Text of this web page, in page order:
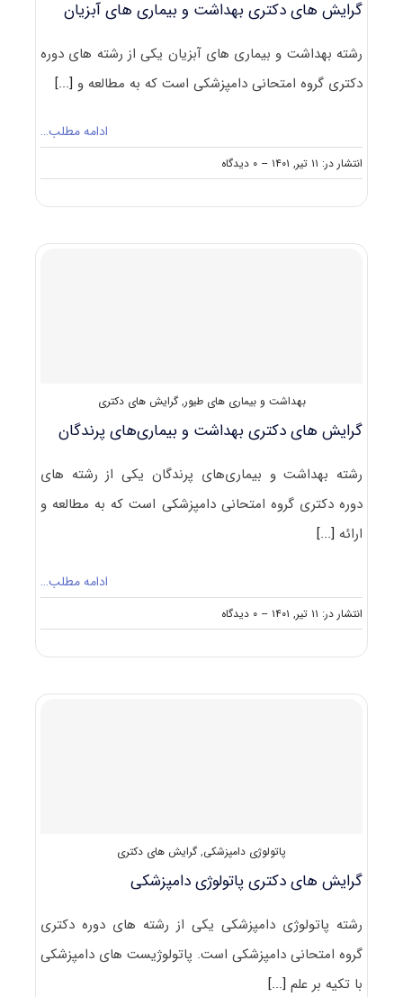
گرایش های دکتری ﺑﻬﺪاﺷﺖ و ﺑﻴﻤﺎری ﻫﺎی آﺑﺰﻳﺎن
رشته ﺑﻬﺪاﺷﺖ و ﺑﻴﻤﺎری ﻫﺎی آﺑﺰﻳﺎن یکی از رشته های دوره
دکتری گروه امتحانی دامپزشکی است که به مطالعه و [...]
ادامه مطلب…
انتشار در: ۱۱ تیر, ۱۴۰۱ -- ۰ دیدگاه
on
گرایش
و
بهداشت و بیماری های طیور,گرایش های دکتری
گرایش های دکتری ﺑﻬﺪاﺷﺖ و ﺑﻴﻤﺎریﻫﺎی ﭘﺮﻧﺪﮔﺎن
رشته ﺑﻬﺪاﺷﺖ و ﺑﻴﻤﺎریﻫﺎی ﭘﺮﻧﺪﮔﺎن یکی از رشته های
دوره دکتری گروه امتحانی دامپزشکی است که به مطالعه و
ارائه [...]
ادامه مطلب…
انتشار در: ۱۱ تیر, ۱۴۰۱ -- ۰ دیدگاه
on
گرایش
و
پاتولوژی دامپزشکی, گرایش های دکتری
گرایش های دکتری ﭘﺎﺗﻮﻟﻮژی داﻣﭙﺰشکی
رشته ﭘﺎﺗﻮﻟﻮژی داﻣﭙﺰشکی یکی از رشته های دوره دکتری
گروه امتحانی دامپزشکی است. پاتولوژیست های دامپزشکی
با تکیه بر علم[...]